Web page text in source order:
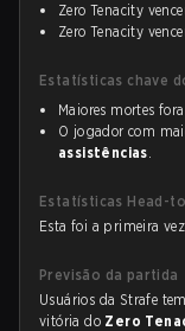
Zero Tenacity
Zero Tenacity
Estatísticas chave
Maiores mortes
O jogador com
assistências.
Estatísticas Head-
Esta foi a primeira
Previsão da partida
Usuários da Strafe
vitória do Zero